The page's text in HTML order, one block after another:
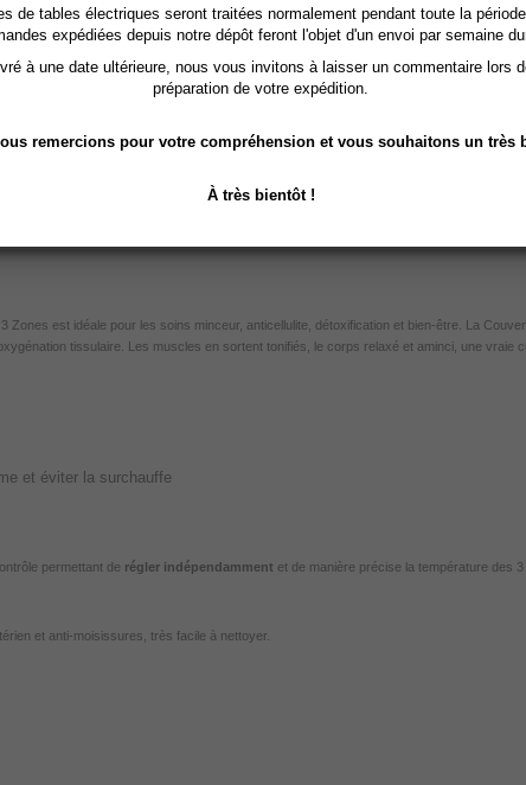
février avec un gros pic vers avril / mai.
magique : sans un bon palper rouler et sans une crème cellulite
efficacité sur les soins amincissants, au mieux elle fera juste transpirer
Vidéo intéressante sur les techniques de palper rouler / pétrissage :
Vidéo YouTube massage pétrissage palper rouler
Zones est idéale pour les soins minceur, anticellulite, détoxification et bien-être. L a
tissulaire. Les muscles en sortent tonifiés, le corps relaxé et aminci, une vraie
et éviter la surchauffe
permettant de régler indépendamment et de manière précise la température des
et anti-moisissures, très facile à nettoyer.
de tables électriques seront traitées normalement pendant toute la
expédiées depuis notre dépôt feront l'objet d'un envoi par semaine
à une date ultérieure, nous vous invitons à laisser un commentaire
préparation de votre expédition.
remercions pour votre compréhension et vous souhaitons un très
À très bientôt !